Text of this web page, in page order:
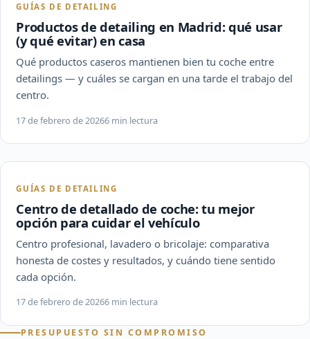
GUÍAS DE DETAILING
Productos de detailing en Madrid: qué usar
(y qué evitar) en casa
Qué productos caseros mantienen bien tu coche entre
detailings — y cuáles se cargan en una tarde el trabajo del
centro.
17 de febrero de 20266 min lectura
GUÍAS DE DETAILING
Centro de detallado de coche: tu mejor
opción para cuidar el vehículo
Centro profesional, lavadero o bricolaje: comparativa
honesta de costes y resultados, y cuándo tiene sentido
cada opción.
17 de febrero de 20266 min lectura
PRESUPUESTO SIN COMPROMISO